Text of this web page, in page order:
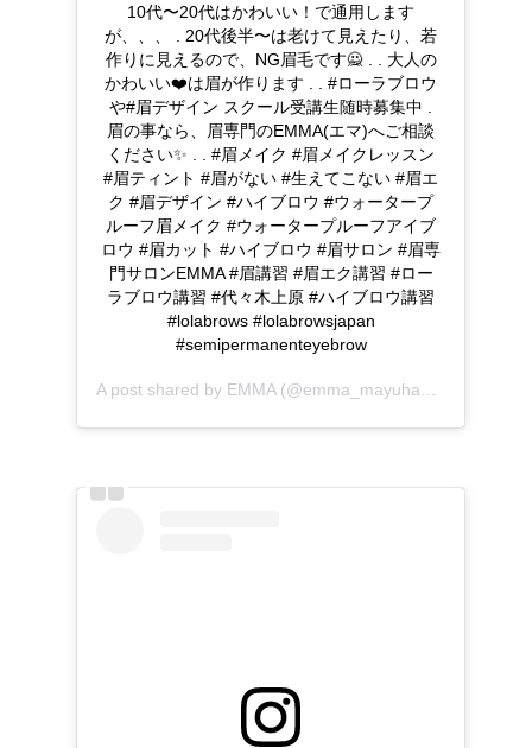
10代〜20代はかわいい！で通用します
が、、、 . 20代後半〜は老けて見えたり、若
作りに見えるので、NG眉毛です🙅 . . 大人の
かわいい❤️は眉が作ります . . #ローラブロウ
や#眉デザイン スクール受講生随時募集中 .
眉の事なら、眉専門のEMMA(エマ)へご相談
ください✨ . . #眉メイク #眉メイクレッスン
#眉ティント #眉がない #生えてこない #眉エ
ク #眉デザイン #ハイブロウ #ウォータープ
ルーフ眉メイク #ウォータープルーフアイブ
ロウ #眉カット #ハイブロウ #眉サロン #眉専
門サロンEMMA #眉講習 #眉エク講習 #ロー
ラブロウ講習 #代々木上原 #ハイブロウ講習
#lolabrows #lolabrowsjapan
#semipermanenteyebrow
A post shared by EMMA(@emma_mayuhada) on